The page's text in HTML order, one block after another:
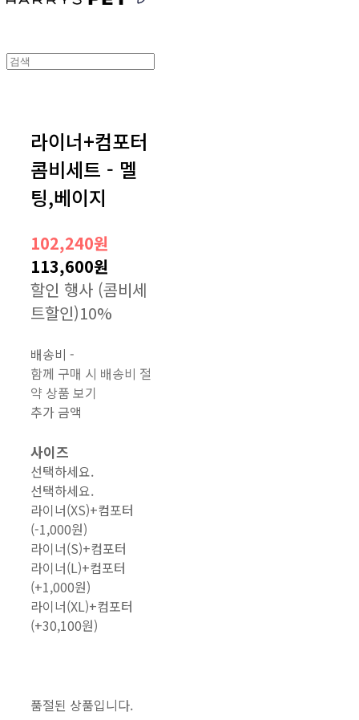
라이너+컴포터
콤비세트 - 멜
팅,베이지
102,240원
113,600원
할인 행사 (콤비세
트할인)10%
배송비-
함께 구매 시 배송비 절
약 상품 보기
추가 금액
사이즈
선택하세요.
선택하세요.
라이너(XS)+컴포터
(-1,000원)
라이너(S)+컴포터
라이너(L)+컴포터
(+1,000원)
라이너(XL)+컴포터
(+30,100원)
품절된 상품입니다.